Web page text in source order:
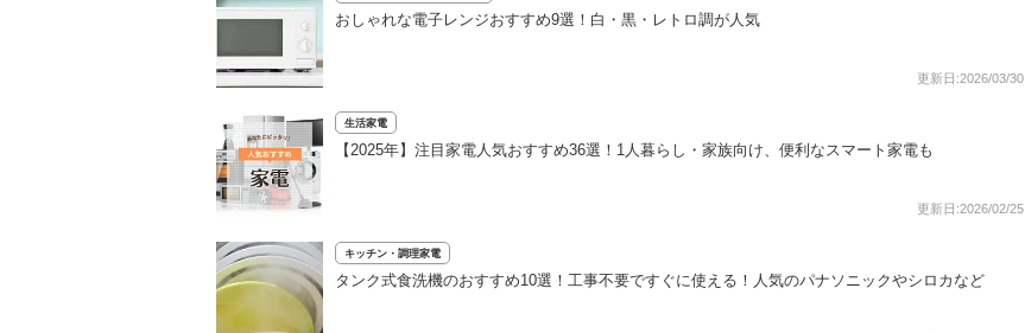
おしゃれな電子レンジおすすめ9選！白・黒・レトロ調が人気
更新日:2026/03/30
生活家電
【2025年】注目家電人気おすすめ36選！1人暮らし・家族向け、便利なスマート家電も
更新日:2026/02/25
キッチン・調理家電
タンク式食洗機のおすすめ10選！工事不要ですぐに使える！人気のパナソニックやシロカなど